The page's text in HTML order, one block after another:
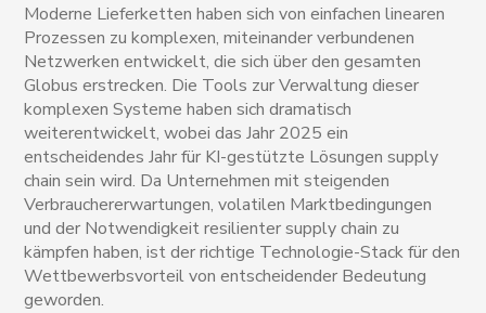
Moderne Lieferketten haben sich von einfachen linearen
Prozessen zu komplexen, miteinander verbundenen
Netzwerken entwickelt, die sich über den gesamten
Globus erstrecken. Die Tools zur Verwaltung dieser
komplexen Systeme haben sich dramatisch
weiterentwickelt, wobei das Jahr 2025 ein
entscheidendes Jahr für KI-gestützte Lösungen supply
chain sein wird. Da Unternehmen mit steigenden
Verbrauchererwartungen, volatilen Marktbedingungen
und der Notwendigkeit resilienter supply chain zu
kämpfen haben, ist der richtige Technologie-Stack für den
Wettbewerbsvorteil von entscheidender Bedeutung
geworden.